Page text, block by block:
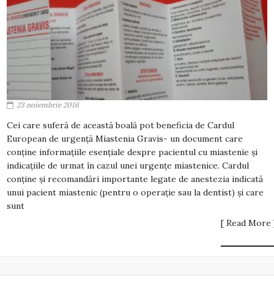
23 noiembrie 2016
Cei care suferă de această boală pot beneficia de Cardul
European de urgență Miastenia Gravis- un document care
conține informațiile esențiale despre pacientul cu miastenie și
indicațiile de urmat în cazul unei urgențe miastenice. Cardul
conține și recomandări importante legate de anestezia indicată
unui pacient miastenic (pentru o operație sau la dentist) și care
sunt
[ Read More